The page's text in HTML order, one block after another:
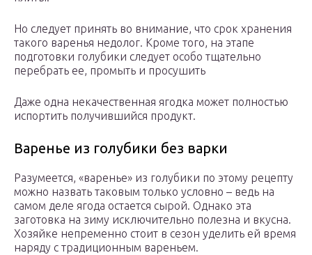
Но следует принять во внимание, что срок хранения
такого варенья недолог. Кроме того, на этапе
подготовки голубики следует особо тщательно
перебрать ее, промыть и просушить
Даже одна некачественная ягодка может полностью
испортить получившийся продукт.
Варенье из голубики без варки
Разумеется, «варенье» из голубики по этому рецепту
можно назвать таковым только условно – ведь на
самом деле ягода остается сырой. Однако эта
заготовка на зиму исключительно полезна и вкусна.
Хозяйке непременно стоит в сезон уделить ей время
наряду с традиционным вареньем.